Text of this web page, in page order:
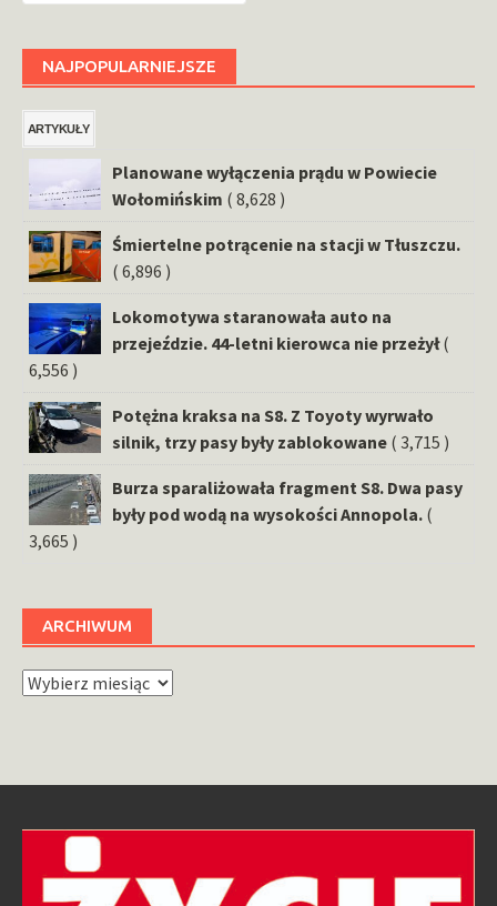
NAJPOPULARNIEJSZE
ARTYKUŁY
Planowane wyłączenia prądu w Powiecie
Wołomińskim ( 8,628 )
Śmiertelne potrącenie na stacji w Tłuszczu.
( 6,896 )
Lokomotywa staranowała auto na
przejeździe. 44-letni kierowca nie przeżył (
6,556 )
Potężna kraksa na S8. Z Toyoty wyrwało
silnik, trzy pasy były zablokowane ( 3,715 )
Burza sparaliżowała fragment S8. Dwa pasy
były pod wodą na wysokości Annopola. (
3,665 )
ARCHIWUM
Archiwum